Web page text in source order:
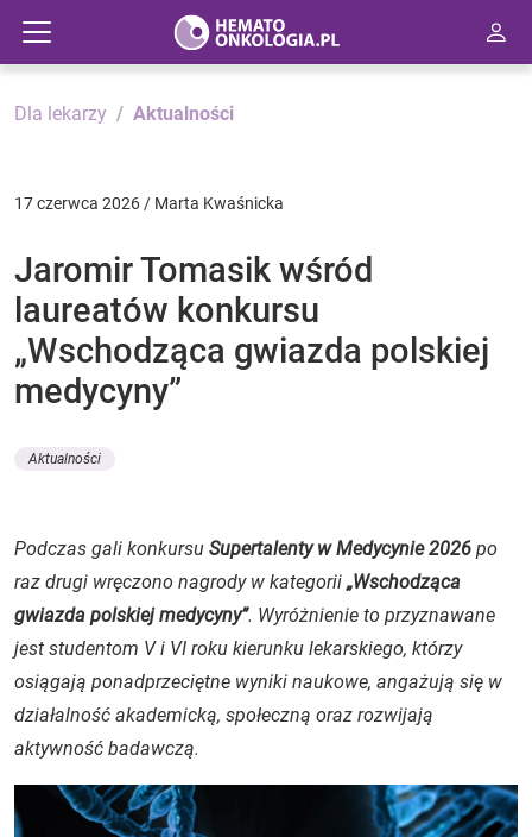
Dla lekarzy Aktualności
17 czerwca 2026 / Marta Kwaśnicka
Jaromir Tomasik wśród
laureatów konkursu
„Wschodząca gwiazda polskiej
medycyny”
Aktualności
Podczas gali konkursu Supertalenty w Medycynie 2026 po
raz drugi wręczono nagrody w kategorii „Wschodząca
gwiazda polskiej medycyny”. Wyróżnienie to przyznawane
jest studentom V i VI roku kierunku lekarskiego, którzy
osiągają ponadprzeciętne wyniki naukowe, angażują się w
działalność akademicką, społeczną oraz rozwijają
aktywność badawczą.